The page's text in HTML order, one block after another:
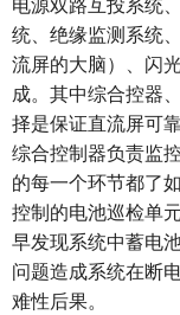
统、绝缘监测系统
流屏的大脑）、闪
成。其中综合控器
择是保证直流屏可
综合控制器负责监
的每一个环节都了
控制的电池巡检单
早发现系统中蓄电
问题造成系统在断
难性后果。